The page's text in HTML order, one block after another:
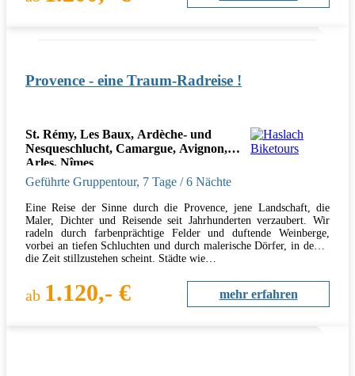
Provence - eine Traum-Radreise !
St. Rémy, Les Baux, Ardèche- und
Nesqueschlucht, Camargue, Avignon,
Arles, Nîmes
Geführte Gruppentour, 7 Tage / 6 Nächte
Eine Reise der Sinne durch die Provence, jene Landschaft, die
Maler, Dichter und Reisende seit Jahrhunderten verzaubert. Wir
radeln durch farbenprächtige Felder und duftende Weinberge,
vorbei an tiefen Schluchten und durch malerische Dörfer, in denen
die Zeit stillzustehen scheint. Städte wie…
ab 1.120,- € mehr erfahren